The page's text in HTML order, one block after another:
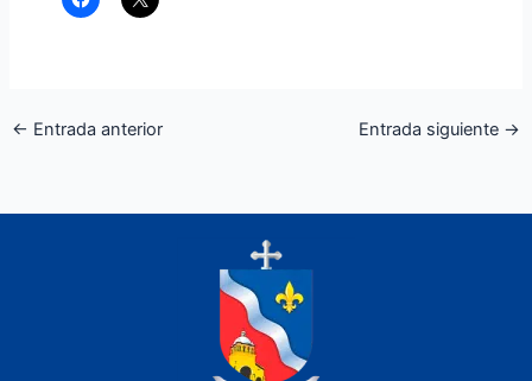
← Entrada anterior Entrada siguiente →